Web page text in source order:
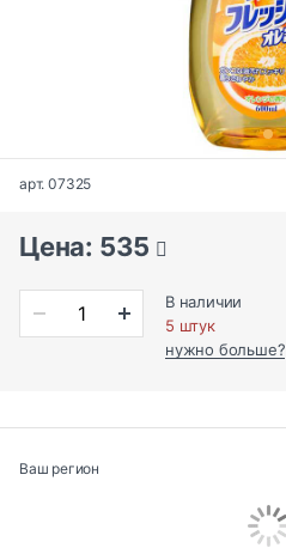
арт. 07325
Цена: 535
В наличии
5 штук
нужно больше?
Ваш регион